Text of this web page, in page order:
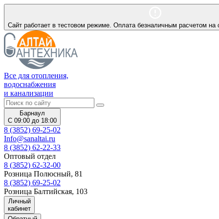
Сайт работает в тестовом режиме. Оплата безналичным расчетом на
Все для отопления,
водоснабжения
и канализации
Барнаул
С 09:00 до 18:00
8 (3852) 69-25-02
Info@sanaltai.ru
8 (3852) 62-22-33
Оптовый отдел
8 (3852) 62-32-00
Розница Полюсный, 81
8 (3852) 69-25-02
Розница Балтийская, 103
Личный
кабинет